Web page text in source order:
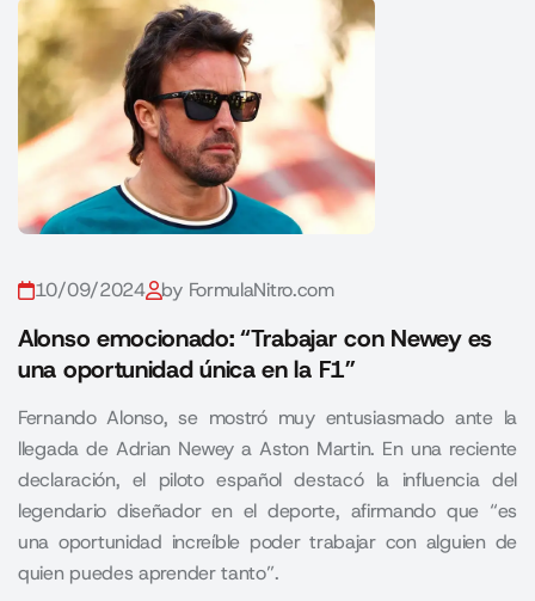
10/09/2024 by FormulaNitro.com
Alonso emocionado: “Trabajar con Newey es
una oportunidad única en la F1”
Fernando Alonso, se mostró muy entusiasmado ante la
llegada de Adrian Newey a Aston Martin. En una reciente
declaración, el piloto español destacó la influencia del
legendario diseñador en el deporte, afirmando que “es
una oportunidad increíble poder trabajar con alguien de
quien puedes aprender tanto”.